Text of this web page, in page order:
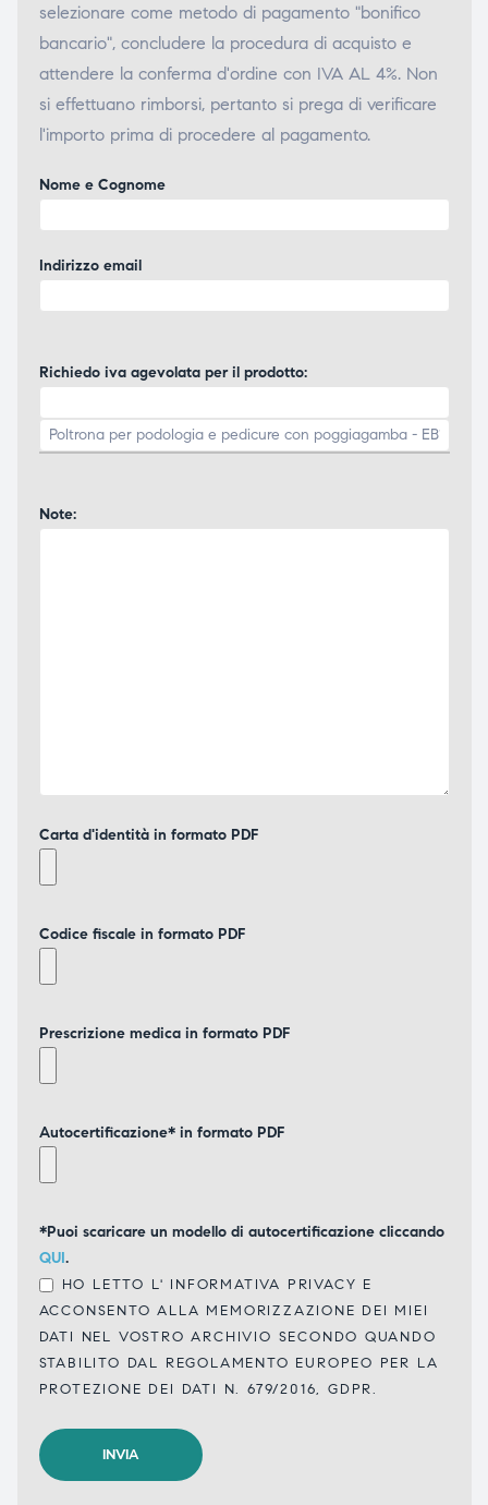
selezionare come metodo di pagamento "bonifico
bancario", concludere la procedura di acquisto e
attendere la conferma d'ordine con IVA AL 4%. Non
si effettuano rimborsi, pertanto si prega di verificare
l'importo prima di procedere al pagamento.
Nome e Cognome
Indirizzo email
Richiedo iva agevolata per il prodotto:
Note:
Carta d'identità in formato PDF
Codice fiscale in formato PDF
Prescrizione medica in formato PDF
Autocertificazione* in formato PDF
*Puoi scaricare un modello di autocertificazione cliccando
QUI.
HO LETTO L' INFORMATIVA PRIVACY E
ACCONSENTO ALLA MEMORIZZAZIONE DEI MIEI
DATI NEL VOSTRO ARCHIVIO SECONDO QUANDO
STABILITO DAL REGOLAMENTO EUROPEO PER LA
PROTEZIONE DEI DATI N. 679/2016, GDPR.